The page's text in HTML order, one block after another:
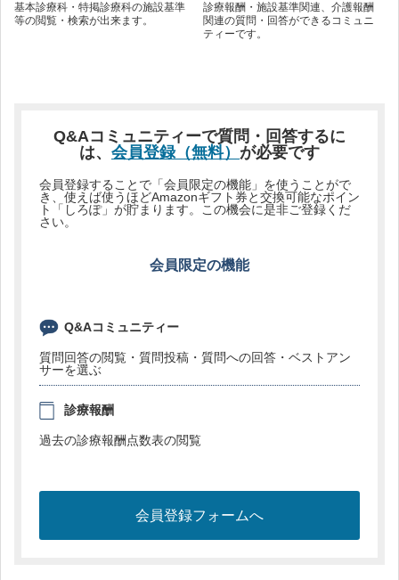
基本診療科・特掲診療科の施設基準
等の閲覧・検索が出来ます。
診療報酬・施設基準関連、介護報酬
関連の質問・回答ができるコミュニ
ティーです。
Q&Aコミュニティーで質問・回答するに
は、 会員登録（無料） が必要です
会員登録することで「会員限定の機能」を使うことがで
き、使えば使うほどAmazonギフト券と交換可能なポイン
ト「しろぽ」が貯まります。この機会に是非ご登録くだ
さい。
会員限定の機能
Q&Aコミュニティー
質問回答の閲覧・質問投稿・質問への回答・ベストアン
サーを選ぶ
診療報酬
過去の診療報酬点数表の閲覧
会員登録フォームへ